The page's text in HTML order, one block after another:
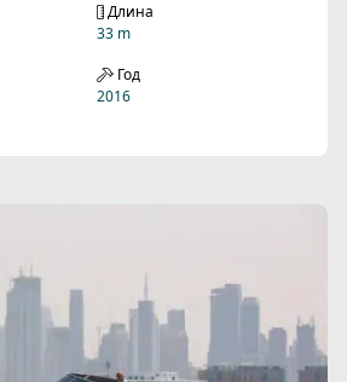
Длина
33 m
Год
2016